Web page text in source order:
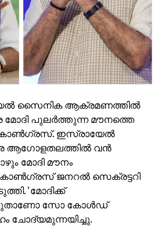
സൈനിക ആക്രമണത്തില്‍
മോദി പുലര്‍ത്തുന്ന മൗനത്തെ
കോണ്‍ഗ്രസ്. ഇസ്രായേല്‍
ആഗോളതലത്തില്‍ വന്‍
മോദി മൗനം
ജനറല്‍ സെക്രട്ടറി
‘മോദിക്ക്
സോ കോള്‍ഡ്
ചോദ്യമുന്നയിച്ചു.